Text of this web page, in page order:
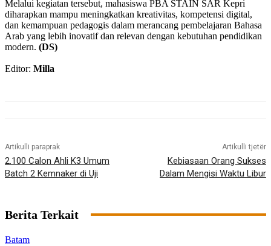
Melalui kegiatan tersebut, mahasiswa PBA STAIN SAR Kepri
diharapkan mampu meningkatkan kreativitas, kompetensi digital,
dan kemampuan pedagogis dalam merancang pembelajaran Bahasa
Arab yang lebih inovatif dan relevan dengan kebutuhan pendidikan
modern. (DS)
Editor: Milla
Artikulli paraprak
2.100 Calon Ahli K3 Umum
Batch 2 Kemnaker di Uji
Artikulli tjetër
Kebiasaan Orang Sukses
Dalam Mengisi Waktu Libur
Berita Terkait
Batam